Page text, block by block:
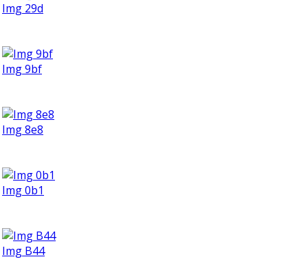
Img 29d
Img 9bf
Img 8e8
Img 0b1
Img B44